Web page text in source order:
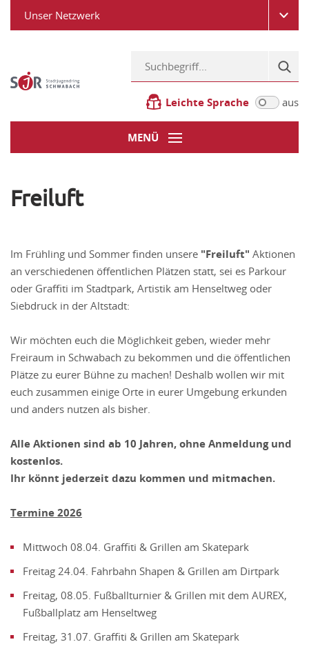
Unser Netzwerk
Leichte Sprache aus
MENÜ
Freiluft
Im Frühling und Sommer finden unsere "Freiluft" Aktionen
an verschiedenen öffentlichen Plätzen statt, sei es Parkour
oder Graffiti im Stadtpark, Artistik am Henseltweg oder
Siebdruck in der Altstadt:
Wir möchten euch die Möglichkeit geben, wieder mehr
Freiraum in Schwabach zu bekommen und die öffentlichen
Plätze zu eurer Bühne zu machen! Deshalb wollen wir mit
euch zusammen einige Orte in eurer Umgebung erkunden
und anders nutzen als bisher.
Alle Aktionen sind ab 10 Jahren, ohne Anmeldung und
kostenlos.
Ihr könnt jederzeit dazu kommen und mitmachen.
Termine 2026
Mittwoch 08.04. Graffiti & Grillen am Skatepark
Freitag 24.04. Fahrbahn Shapen & Grillen am Dirtpark
Freitag, 08.05. Fußballturnier & Grillen mit dem AUREX,
Fußballplatz am Henseltweg
Freitag, 31.07. Graffiti & Grillen am Skatepark